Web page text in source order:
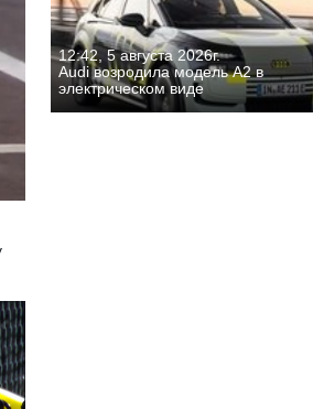
12:42, 5 августа 2026г.
Audi возродила модель A2 в
электрическом виде